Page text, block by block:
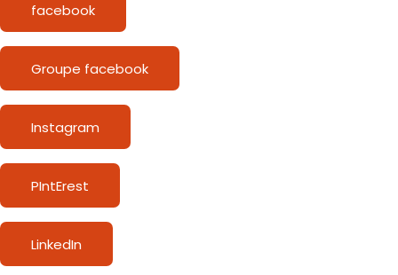
facebook
Groupe facebook
Instagram
PIntErest
LinkedIn